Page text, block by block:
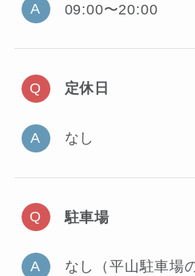
09:00〜20:00
定休日
なし
駐車場
なし（平山駐車場